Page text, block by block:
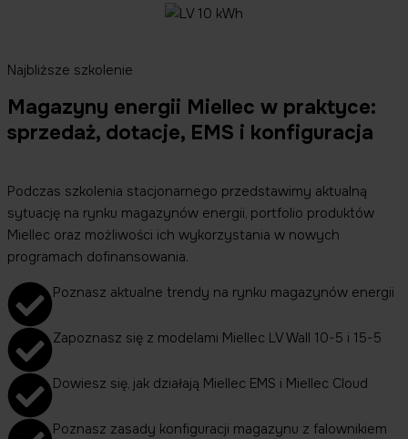
Najbliższe szkolenie
Magazyny energii Miellec w praktyce:
sprzedaż, dotacje, EMS i konfiguracja
Podczas szkolenia stacjonarnego przedstawimy aktualną
sytuację na rynku magazynów energii, portfolio produktów
Miellec oraz możliwości ich wykorzystania w nowych
programach dofinansowania.
Poznasz aktualne trendy na rynku magazynów energii
Zapoznasz się z modelami Miellec LV Wall 10-5 i 15-5
Dowiesz się, jak działają Miellec EMS i Miellec Cloud
Poznasz zasady konfiguracji magazynu z falownikiem